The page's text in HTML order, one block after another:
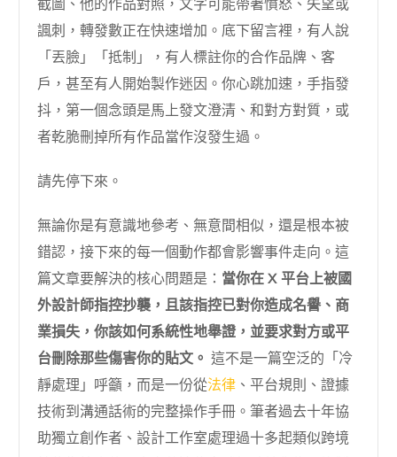
截圖、他的作品對照，文字可能帶著憤怒、失望或
諷刺，轉發數正在快速增加。底下留言裡，有人說
「丟臉」「抵制」，有人標註你的合作品牌、客
戶，甚至有人開始製作迷因。你心跳加速，手指發
抖，第一個念頭是馬上發文澄清、和對方對質，或
者乾脆刪掉所有作品當作沒發生過。
請先停下來。
無論你是有意識地參考、無意間相似，還是根本被
錯認，接下來的每一個動作都會影響事件走向。這
篇文章要解決的核心問題是： 當你在 X 平台上被國
外設計師指控抄襲，且該指控已對你造成名譽、商
業損失，你該如何系統性地舉證，並要求對方或平
台刪除那些傷害你的貼文。 這不是一篇空泛的「冷
靜處理」呼籲，而是一份從法律 、平台規則、證據
技術到溝通話術的完整操作手冊。筆者過去十年協
助獨立創作者、設計工作室處理過十多起類似跨境